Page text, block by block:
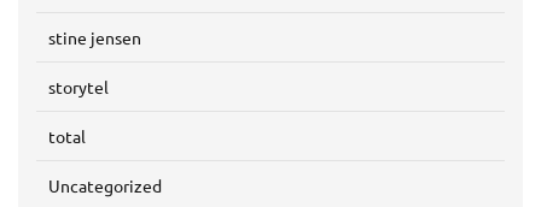
stine jensen
storytel
total
Uncategorized